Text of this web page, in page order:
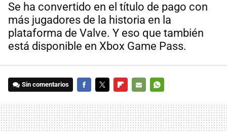
Se ha convertido en el título de pago con
más jugadores de la historia en la
plataforma de Valve. Y eso que también
está disponible en Xbox Game Pass.
Sin comentarios
MAIL